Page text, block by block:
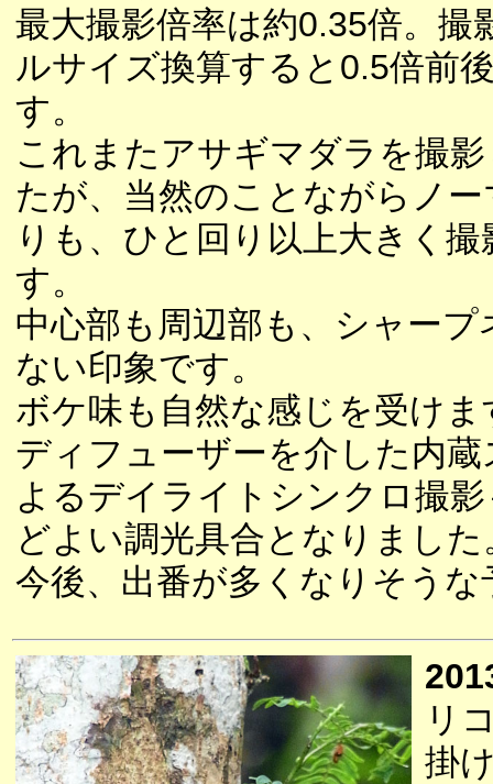
最大撮影倍率は約0.35倍。撮
ルサイズ換算すると0.5倍前
す。
これまたアサギマダラを撮
たが、当然のことながらノ
りも、ひと回り以上大きく
す。
中心部も周辺部も、シャープ
ない印象です。
ボケ味も自然な感じを受けま
ディフューザーを介した内
よるデイライトシンクロ撮
どよい調光具合となりました
今後、出番が多くなりそうな
リ
掛